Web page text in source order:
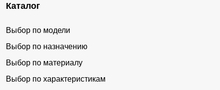
Каталог
Выбор по модели
Выбор по назначению
Выбор по материалу
Выбор по характеристикам